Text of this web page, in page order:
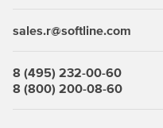
sales.r@softline.com
8 (495) 232-00-60
8 (800) 200-08-60